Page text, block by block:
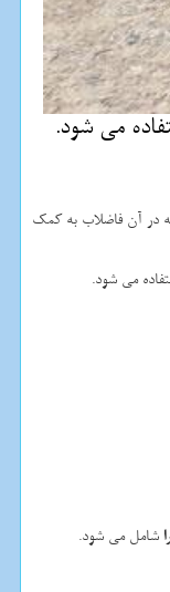
می شود.
در آن فاضلاب به کمک
می شود.